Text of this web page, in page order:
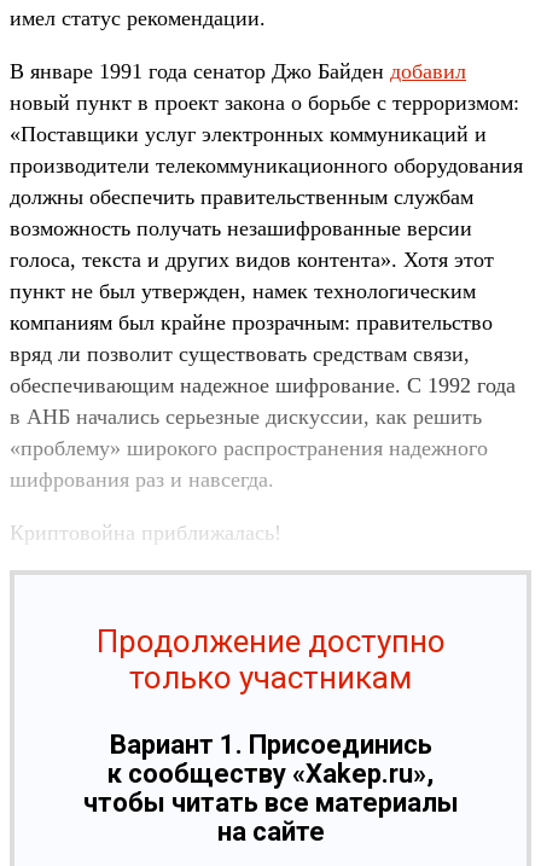
имел статус рекомендации.
В январе 1991 года сенатор Джо Байден добавил
новый пункт в проект закона о борьбе с терроризмом:
«Поставщики услуг электронных коммуникаций и
производители телекоммуникационного оборудования
должны обеспечить правительственным службам
возможность получать незашифрованные версии
голоса, текста и других видов контента». Хотя этот
пункт не был утвержден, намек технологическим
компаниям был крайне прозрачным: правительство
вряд ли позволит существовать средствам связи,
обеспечивающим надежное шифрование. С 1992 года
в АНБ начались серьезные дискуссии, как решить
«проблему» широкого распространения надежного
шифрования раз и навсегда.
Криптовойна приближалась!
Продолжение доступно
только участникам
Вариант 1. Присоединись
к сообществу «Xakep.ru»,
чтобы читать все материалы
на сайте